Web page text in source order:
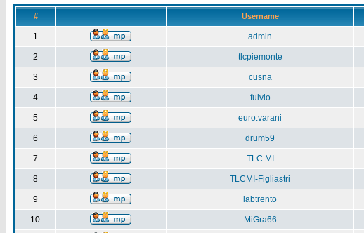
# Username
1 admin
2 tlcpiemonte
3 cusna
4 fulvio
5 euro.varani
6 drum59
7 TLC MI
8 TLCMI-Figliastri
9 labtrento
10 MiGra66